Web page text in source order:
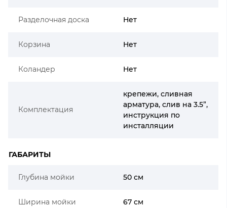
Разделочная доска Нет
Корзина Нет
Коландер Нет
Комплектация
крепежи, сливная
арматура, слив на 3.5”,
инструкция по
инсталляции
ГАБАРИТЫ
Глубина мойки 50 см
Ширина мойки 67 см